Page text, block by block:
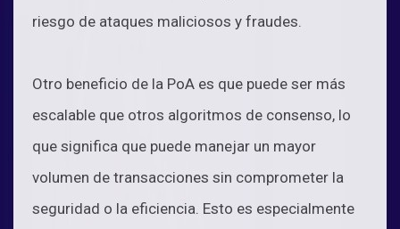
riesgo de ataques maliciosos y fraudes.
Otro beneficio de la PoA es que puede ser más
escalable que otros algoritmos de consenso, lo
que significa que puede manejar un mayor
volumen de transacciones sin comprometer la
seguridad o la eficiencia. Esto es especialmente